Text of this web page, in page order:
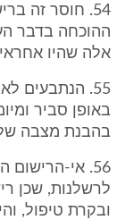
54. חוסר זה
ההוכחה בדבר
אלה שהיו
55. הנתבעים
באופן סביר
בהבנת מצבה
56. אי-
לרשלנות, שכן
ובקרת טיפול,